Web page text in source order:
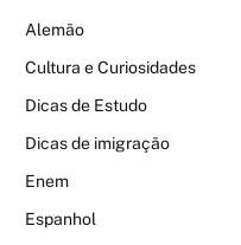
Alemão
Cultura e Curiosidades
Dicas de Estudo
Dicas de imigração
Enem
Espanhol